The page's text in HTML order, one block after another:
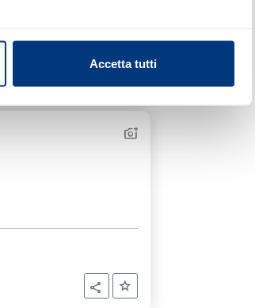
specifiche (impronte
nella
dei social media e per analizzare il
con i nostri partner che si occupano
altre informazioni che ha fornito loro o
Accetta tutti
Aggiungi ai preferiti
Condividi